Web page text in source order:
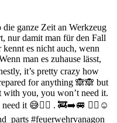
ganze Zeit an Werkzeug
nur damit man für den Fall
es nicht auch, wenn
man es zuhause lässt,
it’s pretty crazy how
for anything 🙈🙈 but
you, you won’t need it.
need it 😅✌🏻 . 🚒➡️🚐 ✌🏻☺️
#feuerwehrvanagon